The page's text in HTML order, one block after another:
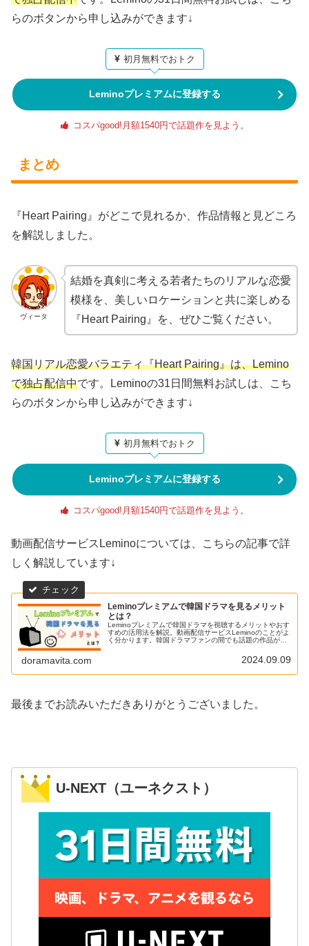
らのボタンから申し込みができます↓
初月無料でおトク
Leminoプレミアムに登録する
コスパgood!月額1540円で話題作を見よう。
まとめ
『Heart Pairing』がどこで見れるか、作品情報と見どころ
を解説しました。
ヴィータ
結婚を真剣に考える若者たちのリアルな恋愛
模様を、美しいロケーションと共に楽しめる
『Heart Pairing』を、ぜひご覧ください。
韓国リアル恋愛バラエティ『Heart Pairing』は、Lemino
で独占配信中です。Leminoの31日間無料お試しは、こち
らのボタンから申し込みができます↓
初月無料でおトク
Leminoプレミアムに登録する
コスパgood!月額1540円で話題作を見よう。
動画配信サービスLeminoについては、こちらの記事で詳
しく解説しています↓
Leminoプレミアムで韓国ドラマを見るメリット
とは？
Leminoプレミアムで韓国ドラマを視聴するメリットやおす
すめの活用法を解説。動画配信サービスLeminoのことがよ
く分かります。韓国ドラマファンの間でも話題の作品が独
doramavita.com 2024.09.09
最後までお読みいただきありがとうございました。
U-NEXT（ユーネクスト）